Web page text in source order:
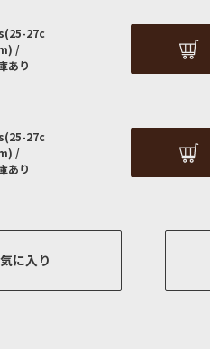
27c
/
あり
27c
/
あり
に入り